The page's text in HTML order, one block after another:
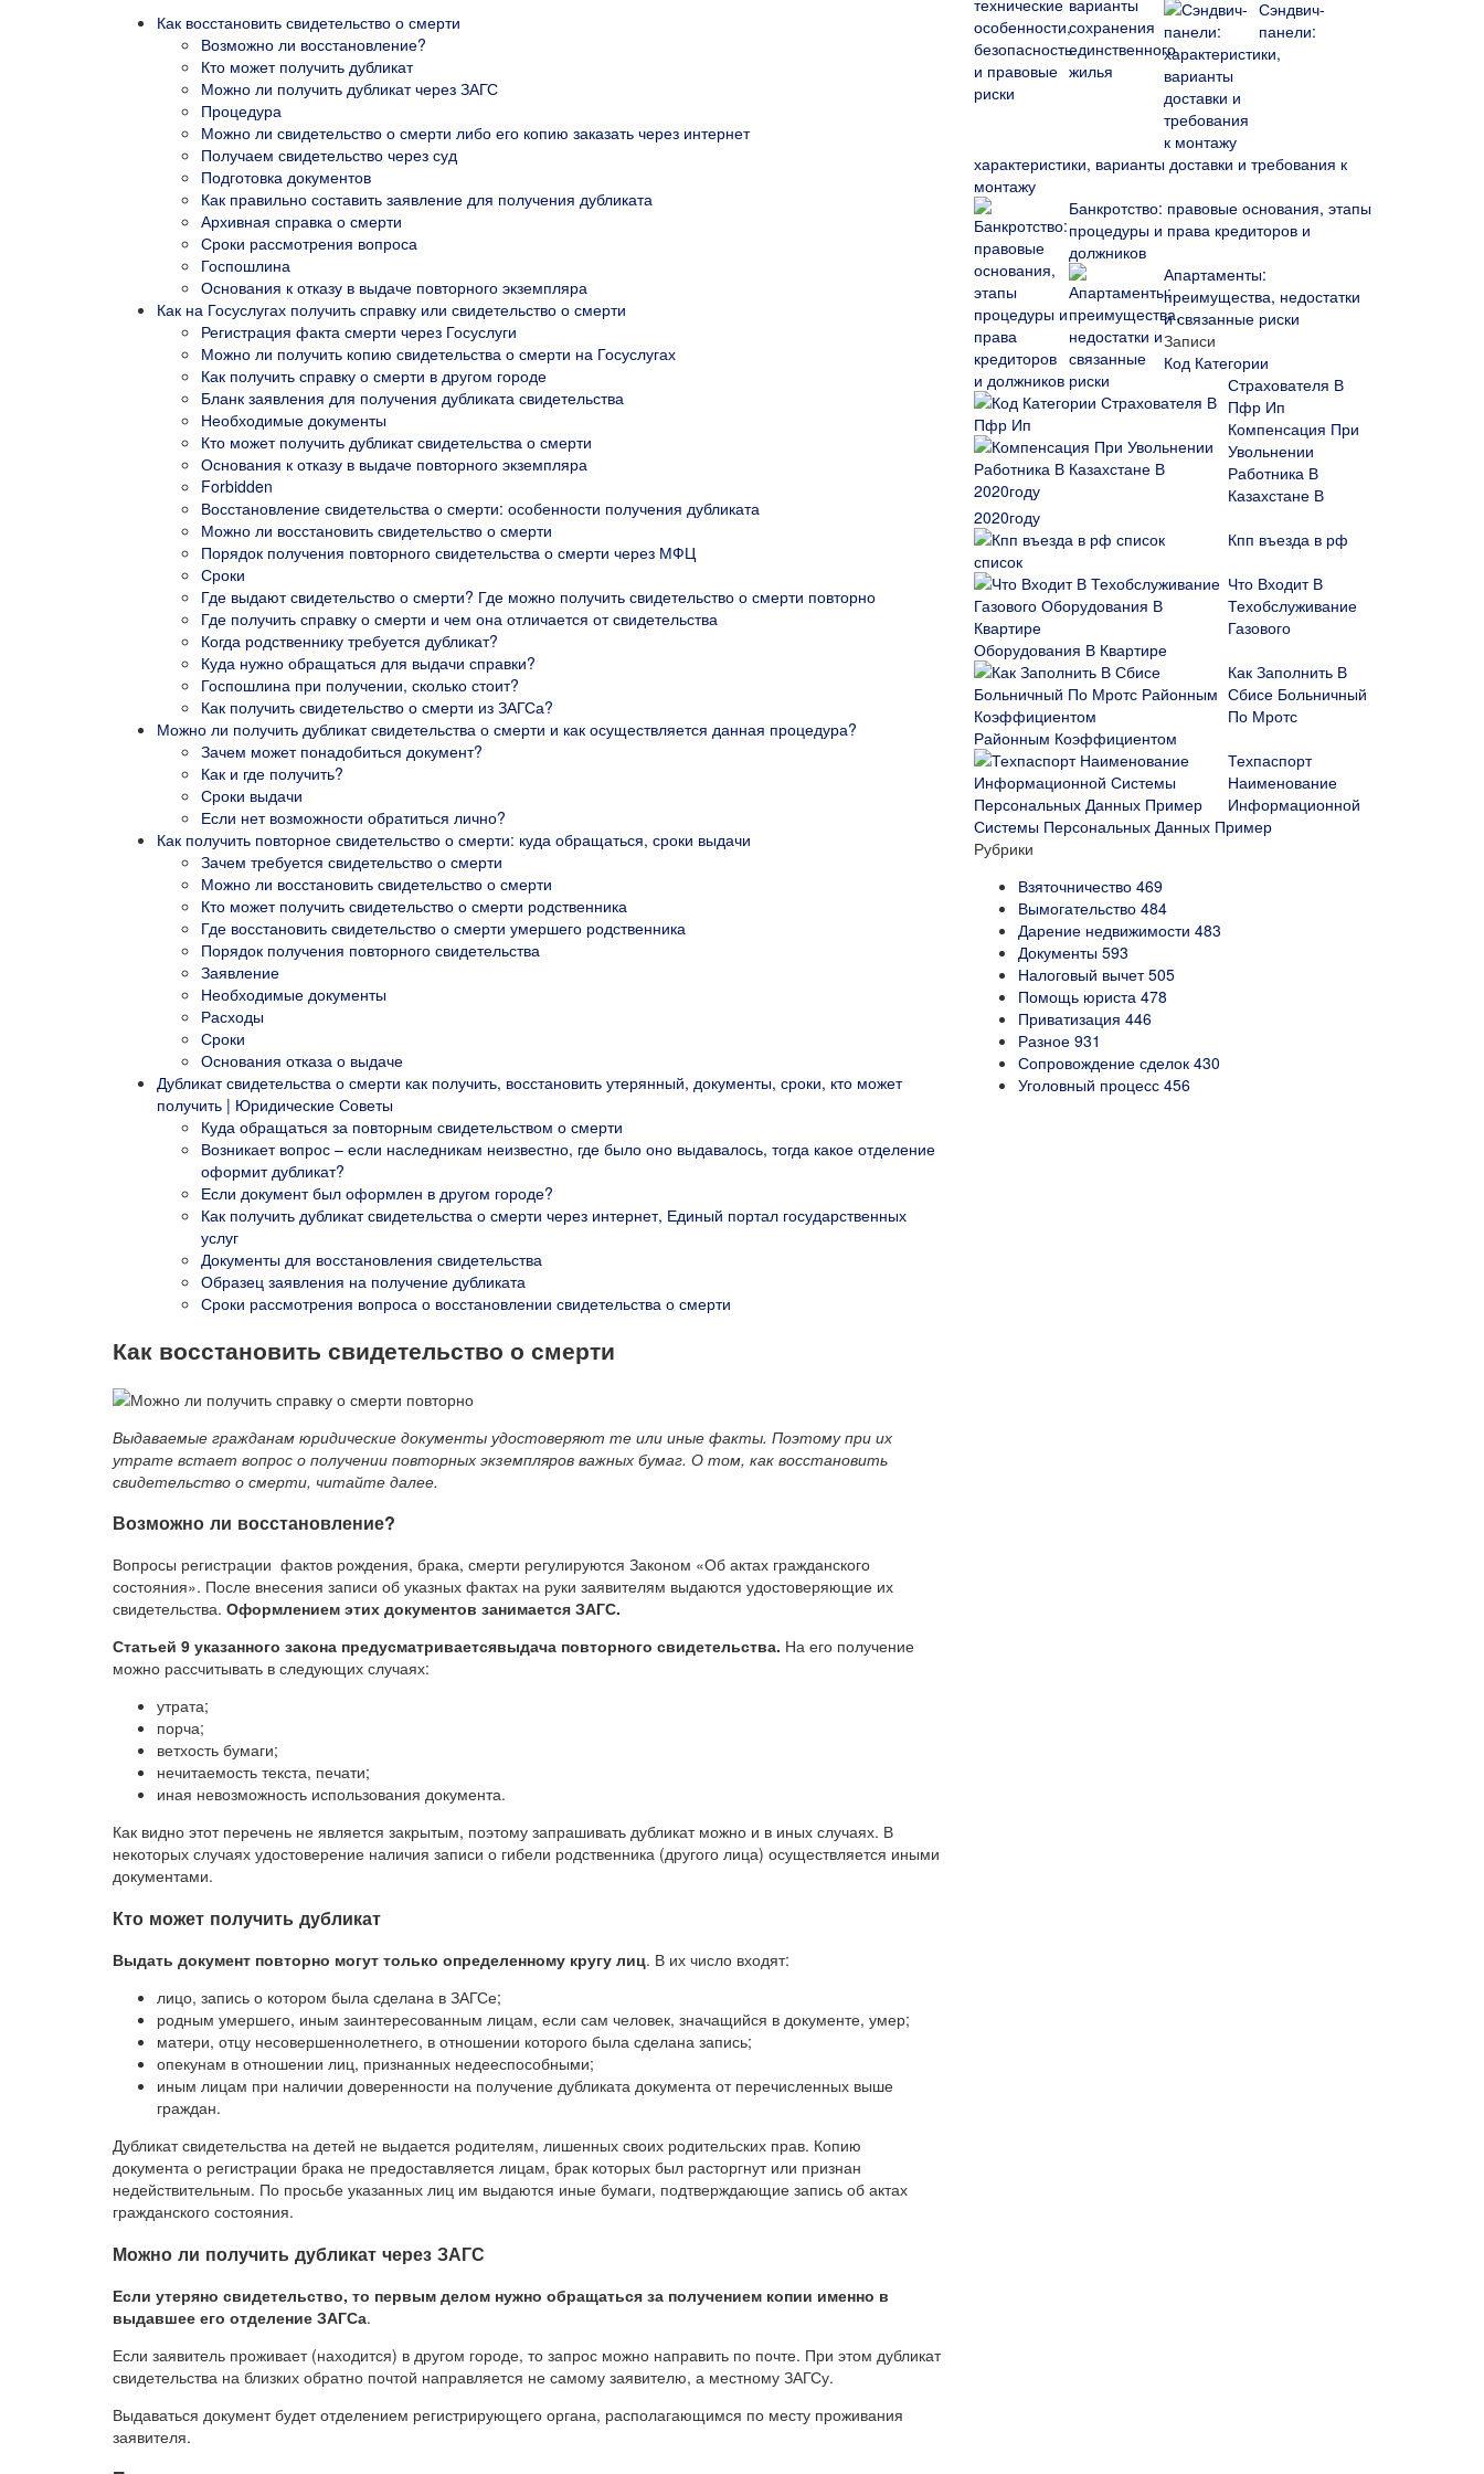
Как восстановить свидетельство о смерти
Возможно ли восстановление?
Кто может получить дубликат
Можно ли получить дубликат через ЗАГС
Процедура
Можно ли свидетельство о смерти либо его копию заказать через интернет
Получаем свидетельство через суд
Подготовка документов
Как правильно составить заявление для получения дубликата
Архивная справка о смерти
Сроки рассмотрения вопроса
Госпошлина
Основания к отказу в выдаче повторного экземпляра
Как на Госуслугах получить справку или свидетельство о смерти
Регистрация факта смерти через Госуслуги
Можно ли получить копию свидетельства о смерти на Госуслугах
Как получить справку о смерти в другом городе
Бланк заявления для получения дубликата свидетельства
Необходимые документы
Кто может получить дубликат свидетельства о смерти
Основания к отказу в выдаче повторного экземпляра
Forbidden
Восстановление свидетельства о смерти: особенности получения дубликата
Можно ли восстановить свидетельство о смерти
Порядок получения повторного свидетельства о смерти через МФЦ
Сроки
Где выдают свидетельство о смерти? Где можно получить свидетельство о смерти повторно
Где получить справку о смерти и чем она отличается от свидетельства
Когда родственнику требуется дубликат?
Куда нужно обращаться для выдачи справки?
Госпошлина при получении, сколько стоит?
Как получить свидетельство о смерти из ЗАГСа?
Можно ли получить дубликат свидетельства о смерти и как осуществляется данная процедура?
Зачем может понадобиться документ?
Как и где получить?
Сроки выдачи
Если нет возможности обратиться лично?
Как получить повторное свидетельство о смерти: куда обращаться, сроки выдачи
Зачем требуется свидетельство о смерти
Можно ли восстановить свидетельство о смерти
Кто может получить свидетельство о смерти родственника
Где восстановить свидетельство о смерти умершего родственника
Порядок получения повторного свидетельства
Заявление
Необходимые документы
Расходы
Сроки
Основания отказа о выдаче
Дубликат свидетельства о смерти как получить, восстановить утерянный, документы, сроки, кто может
получить | Юридические Советы
Куда обращаться за повторным свидетельством о смерти
Возникает вопрос – если наследникам неизвестно, где было оно выдавалось, тогда какое отделение
оформит дубликат?
Если документ был оформлен в другом городе?
Как получить дубликат свидетельства о смерти через интернет, Единый портал государственных
услуг
Документы для восстановления свидетельства
Образец заявления на получение дубликата
Сроки рассмотрения вопроса о восстановлении свидетельства о смерти
Как восстановить свидетельство о смерти
Выдаваемые гражданам юридические документы удостоверяют те или иные факты. Поэтому при их
утрате встает вопрос о получении повторных экземпляров важных бумаг. О том, как восстановить
свидетельство о смерти, читайте далее.
Возможно ли восстановление?
Вопросы регистрации фактов рождения, брака, смерти регулируются Законом «Об актах гражданского
состояния». После внесения записи об указных фактах на руки заявителям выдаются удостоверяющие их
свидетельства. Оформлением этих документов занимается ЗАГС.
Статьей 9 указанного закона предусматриваетсявыдача повторного свидетельства. На его получение
можно рассчитывать в следующих случаях:
утрата;
порча;
ветхость бумаги;
нечитаемость текста, печати;
иная невозможность использования документа.
Как видно этот перечень не является закрытым, поэтому запрашивать дубликат можно и в иных случаях. В
некоторых случаях удостоверение наличия записи о гибели родственника (другого лица) осуществляется иными
документами.
Кто может получить дубликат
Выдать документ повторно могут только определенному кругу лиц. В их число входят:
лицо, запись о котором была сделана в ЗАГСе;
родным умершего, иным заинтересованным лицам, если сам человек, значащийся в документе, умер;
матери, отцу несовершеннолетнего, в отношении которого была сделана запись;
опекунам в отношении лиц, признанных недееспособными;
иным лицам при наличии доверенности на получение дубликата документа от перечисленных выше
граждан.
Дубликат свидетельства на детей не выдается родителям, лишенных своих родительских прав. Копию
документа о регистрации брака не предоставляется лицам, брак которых был расторгнут или признан
недействительным. По просьбе указанных лиц им выдаются иные бумаги, подтверждающие запись об актах
гражданского состояния.
Можно ли получить дубликат через ЗАГС
Если утеряно свидетельство, то первым делом нужно обращаться за получением копии именно в
выдавшее его отделение ЗАГСа.
Если заявитель проживает (находится) в другом городе, то запрос можно направить по почте. При этом дубликат
свидетельства на близких обратно почтой направляется не самому заявителю, а местному ЗАГСу.
Выдаваться документ будет отделением регистрирующего органа, располагающимся по месту проживания
заявителя.
Сэндвич-
панели:
характеристики, варианты доставки и требования к
монтажу
Банкротство: правовые основания, этапы
процедуры и права кредиторов и
должников
Апартаменты:
преимущества, недостатки
и связанные риски
Записи
Код Категории
Страхователя В
Пфр Ип
Компенсация При
Увольнении
Работника В
Казахстане В
2020году
Кпп въезда в рф
список
Что Входит В
Техобслуживание
Газового
Оборудования В Квартире
Как Заполнить В
Сбисе Больничный
По Мротс
Районным Коэффициентом
Техпаспорт
Наименование
Информационной
Системы Персональных Данных Пример
Рубрики
Взяточничество 469
Вымогательство 484
Дарение недвижимости 483
Документы 593
Налоговый вычет505
Помощь юриста 478
Приватизация 446
Разное 931
Сопровождение сделок 430
Уголовный процесс 456